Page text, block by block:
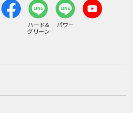
ハード&
グリーン
パワー